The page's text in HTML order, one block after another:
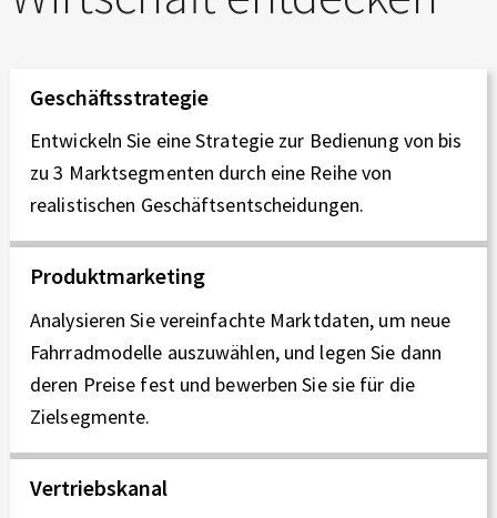
Geschäftsstrategie
Entwickeln Sie eine Strategie zur Bedienung von bis
zu 3 Marktsegmenten durch eine Reihe von
realistischen Geschäftsentscheidungen.
Produktmarketing
Analysieren Sie vereinfachte Marktdaten, um neue
Fahrradmodelle auszuwählen, und legen Sie dann
deren Preise fest und bewerben Sie sie für die
Zielsegmente.
Vertriebskanal